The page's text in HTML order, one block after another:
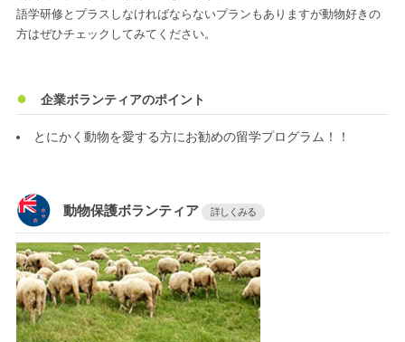
語学研修とプラスしなければならないプランもありますが動物好きの
方はぜひチェックしてみてください。
企業ボランティアのポイント
とにかく動物を愛する方にお勧めの留学プログラム！！
動物保護ボランティア 詳しくみる